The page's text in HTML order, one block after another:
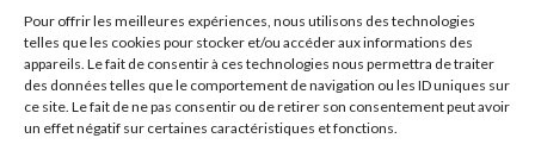
Pour offrir les meilleures expériences, nous utilisons des technologies
telles que les cookies pour stocker et/ou accéder aux informations des
appareils. Le fait de consentir à ces technologies nous permettra de traiter
des données telles que le comportement de navigation ou les ID uniques sur
ce site. Le fait de ne pas consentir ou de retirer son consentement peut avoir
un effet négatif sur certaines caractéristiques et fonctions.